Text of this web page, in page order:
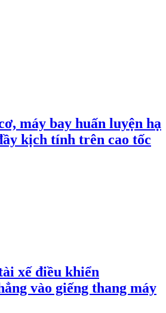
máy bay huấn luyện hạ
kịch tính trên cao tốc
xế điều khiển
vào giếng thang máy